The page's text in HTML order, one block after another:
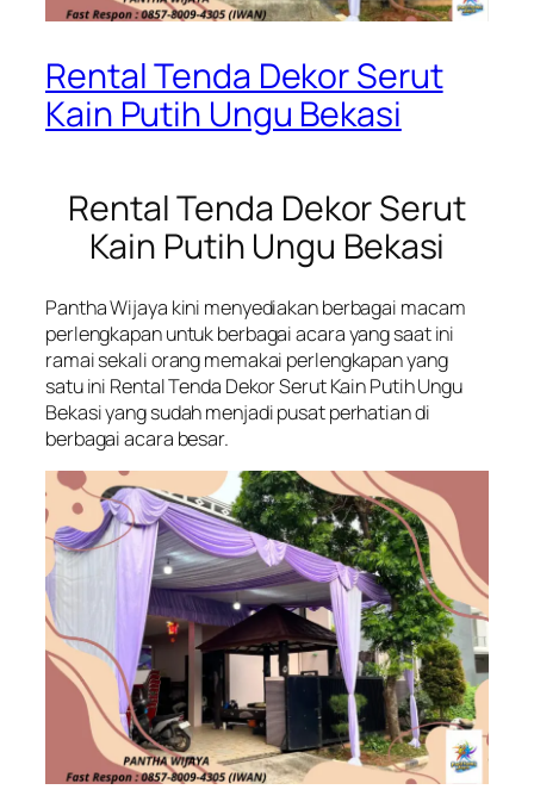
Rental Tenda Dekor Serut
Kain Putih Ungu Bekasi
Rental Tenda Dekor Serut
Kain Putih Ungu Bekasi
Pantha Wijaya kini menyediakan berbagai macam
perlengkapan untuk berbagai acara yang saat ini
ramai sekali orang memakai perlengkapan yang
satu ini Rental Tenda Dekor Serut Kain Putih Ungu
Bekasi yang sudah menjadi pusat perhatian di
berbagai acara besar.